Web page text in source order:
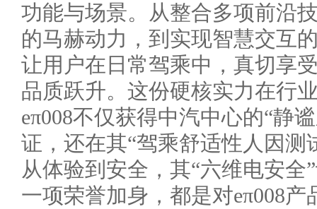
功能与场景。从整合多项前沿
的马赫动力，到实现智慧交互
让用户在日常驾乘中，真切享
品质跃升。这份硬核实力在行
eπ008不仅获得中汽中心的“静
证，还在其“驾乘舒适性人因测
从体验到安全，其“六维电安
一项荣誉加身，都是对eπ008